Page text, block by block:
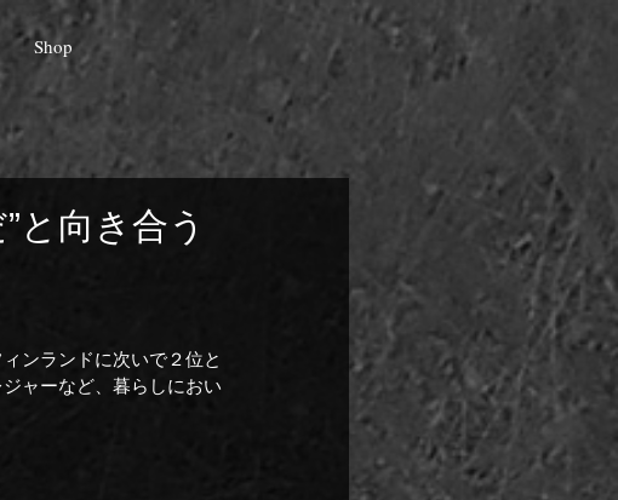
Shop
と向き合う
ンランドに次いで２位と
ャーなど、暮らしにおい